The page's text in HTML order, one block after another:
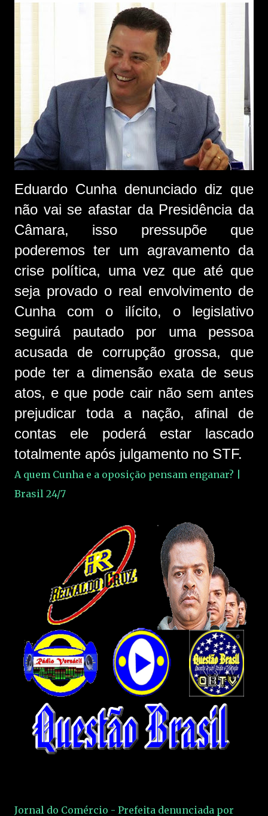
Eduardo Cunha denunciado diz que
não vai se afastar da Presidência da
Câmara, isso pressupõe que
poderemos ter um agravamento da
crise política, uma vez que até que
seja provado o real envolvimento de
Cunha com o ilícito, o legislativo
seguirá pautado por uma pessoa
acusada de corrupção grossa, que
pode ter a dimensão exata de seus
atos, e que pode cair não sem antes
prejudicar toda a nação, afinal de
contas ele poderá estar lascado
totalmente após julgamento no STF.
A quem Cunha e a oposição pensam enganar? |
Brasil 24/7
Jornal do Comércio - Prefeita denunciada por